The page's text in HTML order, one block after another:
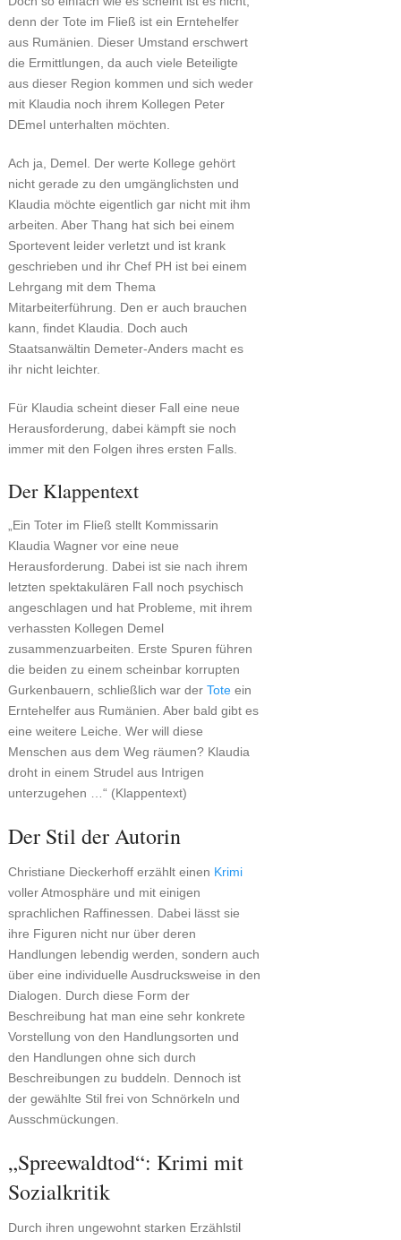
denn der Tote im Fließ ist ein Erntehelfer
aus Rumänien. Dieser Umstand erschwert
die Ermittlungen, da auch viele Beteiligte
aus dieser Region kommen und sich weder
mit Klaudia noch ihrem Kollegen Peter
DEmel unterhalten möchten.
Ach ja, Demel. Der werte Kollege gehört
nicht gerade zu den umgänglichsten und
Klaudia möchte eigentlich gar nicht mit ihm
arbeiten. Aber Thang hat sich bei einem
Sportevent leider verletzt und ist krank
geschrieben und ihr Chef PH ist bei einem
Lehrgang mit dem Thema
Mitarbeiterführung. Den er auch brauchen
kann, findet Klaudia. Doch auch
Staatsanwältin Demeter-Anders macht es
ihr nicht leichter.
Für Klaudia scheint dieser Fall eine neue
Herausforderung, dabei kämpft sie noch
immer mit den Folgen ihres ersten Falls.
Der Klappentext
„Ein Toter im Fließ stellt Kommissarin
Klaudia Wagner vor eine neue
Herausforderung. Dabei ist sie nach ihrem
letzten spektakulären Fall noch psychisch
angeschlagen und hat Probleme, mit ihrem
verhassten Kollegen Demel
zusammenzuarbeiten. Erste Spuren führen
die beiden zu einem scheinbar korrupten
Gurkenbauern, schließlich war der Toteein
Erntehelfer aus Rumänien. Aber bald gibt es
eine weitere Leiche. Wer will diese
Menschen aus dem Weg räumen? Klaudia
droht in einem Strudel aus Intrigen
unterzugehen …“ (Klappentext)
Der Stil der Autorin
Christiane Dieckerhoff erzählt einen Krimi
voller Atmosphäre und mit einigen
sprachlichen Raffinessen. Dabei lässt sie
ihre Figuren nicht nur über deren
Handlungen lebendig werden, sondern auch
über eine individuelle Ausdrucksweise in den
Dialogen. Durch diese Form der
Beschreibung hat man eine sehr konkrete
Vorstellung von den Handlungsorten und
den Handlungen ohne sich durch
Beschreibungen zu buddeln. Dennoch ist
der gewählte Stil frei von Schnörkeln und
Ausschmückungen.
„Spreewaldtod“: Krimi mit
Sozialkritik
Durch ihren ungewohnt starken Erzählstil